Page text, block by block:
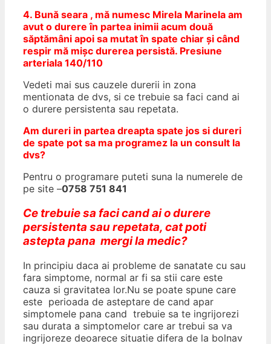
4. Bună seara , mă numesc Mirela Marinela am
avut o durere în partea inimii acum două
săptămâni apoi sa mutat în spate chiar și când
respir mă mișc durerea persistă. Presiune
arteriala 140/110
Vedeti mai sus cauzele durerii in zona
mentionata de dvs, si ce trebuie sa faci cand ai
o durere persistenta sau repetata.
Am dureri in partea dreapta spate jos si dureri
de spate pot sa ma programez la un consult la
dvs?
Pentru o programare puteti suna la numerele de
pe site –0758 751 841
Ce trebuie sa faci cand ai o durere
persistenta sau repetata, cat poti
astepta pana mergi la medic?
In principiu daca ai probleme de sanatate cu sau
fara simptome, normal ar fi sa stii care este
cauza si gravitatea lor.Nu se poate spune care
este perioada de asteptare de cand apar
simptomele pana cand trebuie sa te ingrijorezi
sau durata a simptomelor care ar trebui sa va
ingrijoreze deoarece situatie difera de la bolnav